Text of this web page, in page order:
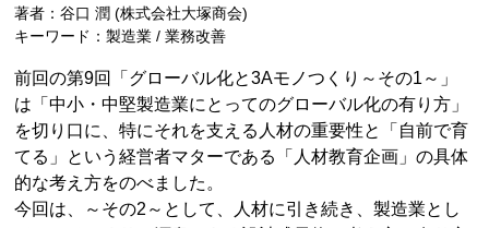
著者：谷口 潤 (株式会社大塚商会)
キーワード：製造業 / 業務改善
前回の第9回「グローバル化と3Aモノつくり～その1～」
は「中小・中堅製造業にとってのグローバル化の有り方」
を切り口に、特にそれを支える人材の重要性と「自前で育
てる」という経営者マターである「人材教育企画」の具体
的な考え方をのべました。
今回は、～その2～として、人材に引き続き、製造業とし